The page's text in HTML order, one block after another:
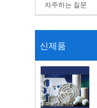
자주하는 질문
신제품